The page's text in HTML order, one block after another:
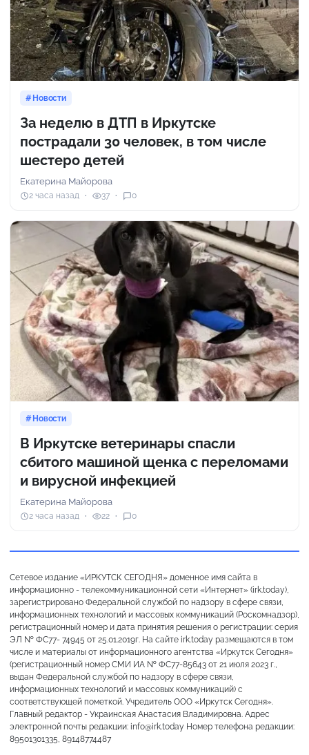
Новости
За неделю в ДТП в Иркутске
пострадали 30 человек, в том числе
шестеро детей
Екатерина Майорова
2 часа назад 37 0
Новости
В Иркутске ветеринары спасли
сбитого машиной щенка с переломами
и вирусной инфекцией
Екатерина Майорова
2 часа назад 22 0
Сетевое издание «ИРКУТСК СЕГОДНЯ» доменное имя сайта в
информационно - телекоммуникационной сети «Интернет» (irk.today),
зарегистрировано Федеральной службой по надзору в сфере связи,
информационных технологий и массовых коммуникаций (Роскомнадзор),
регистрационный номер и дата принятия решения о регистрации: серия
ЭЛ № ФС77- 74945 от 25.01.2019г. На сайте irk.today размещаются в том
числе и материалы от информационного агентства «Иркутск Сегодня»
(регистрационный номер СМИ ИА № ФС77-85643 от 21 июля 2023 г.,
выдан Федеральной службой по надзору в сфере связи,
информационных технологий и массовых коммуникаций) с
соответствующей пометкой. Учредитель ООО «Иркутск Сегодня».
Главный редактор - Украинская Анастасия Владимировна. Адрес
электронной почты редакции: info@irk.today Номер телефона редакции:
89501301335, 89148774487